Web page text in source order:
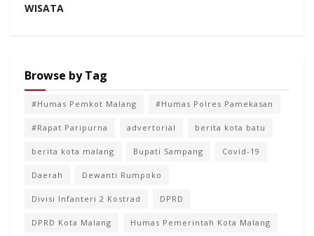
WISATA
Browse by Tag
#Humas Pemkot Malang #Humas Polres Pamekasan
#Rapat Paripurna advertorial berita kota batu
berita kota malang Bupati Sampang Covid-19
Daerah Dewanti Rumpoko
Divisi Infanteri 2 Kostrad DPRD
DPRD Kota Malang Humas Pemerintah Kota Malang